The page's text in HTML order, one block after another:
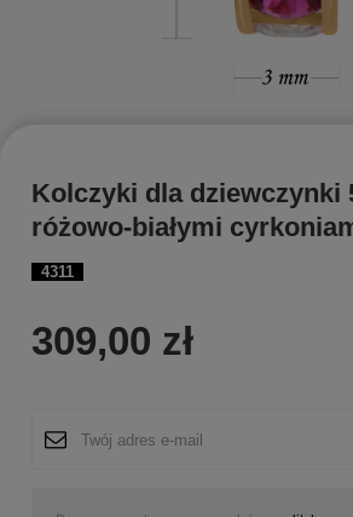
4311
Kolczyki dla dziewczynki
różowo-białymi
309,00 zł